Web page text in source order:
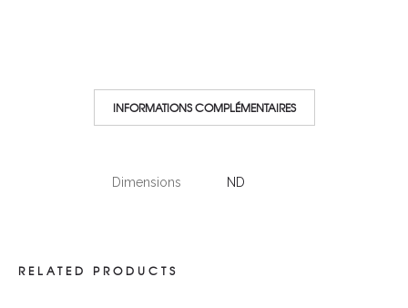
INFORMATIONS COMPLÉMENTAIRES
Dimensions ND
RELATED PRODUCTS